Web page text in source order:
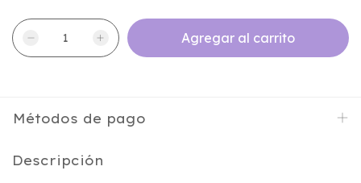
Métodos de pago
Descripción